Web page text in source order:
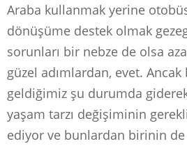
Araba kullanmak yerine
dönüşüme destek olmak
sorunları bir nebze de olsa
güzel adımlardan, evet.
geldiğimiz şu durumda
yaşam tarzı değişiminin
ediyor ve bunlardan birinin de